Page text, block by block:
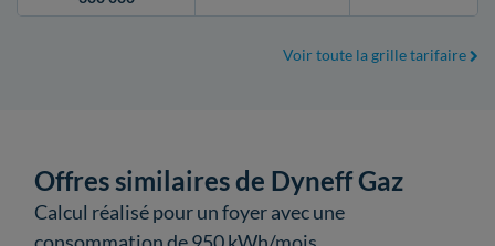
Voir toute la grille tarifaire
Offres similaires de Dyneff Gaz
Calcul réalisé pour un foyer avec une